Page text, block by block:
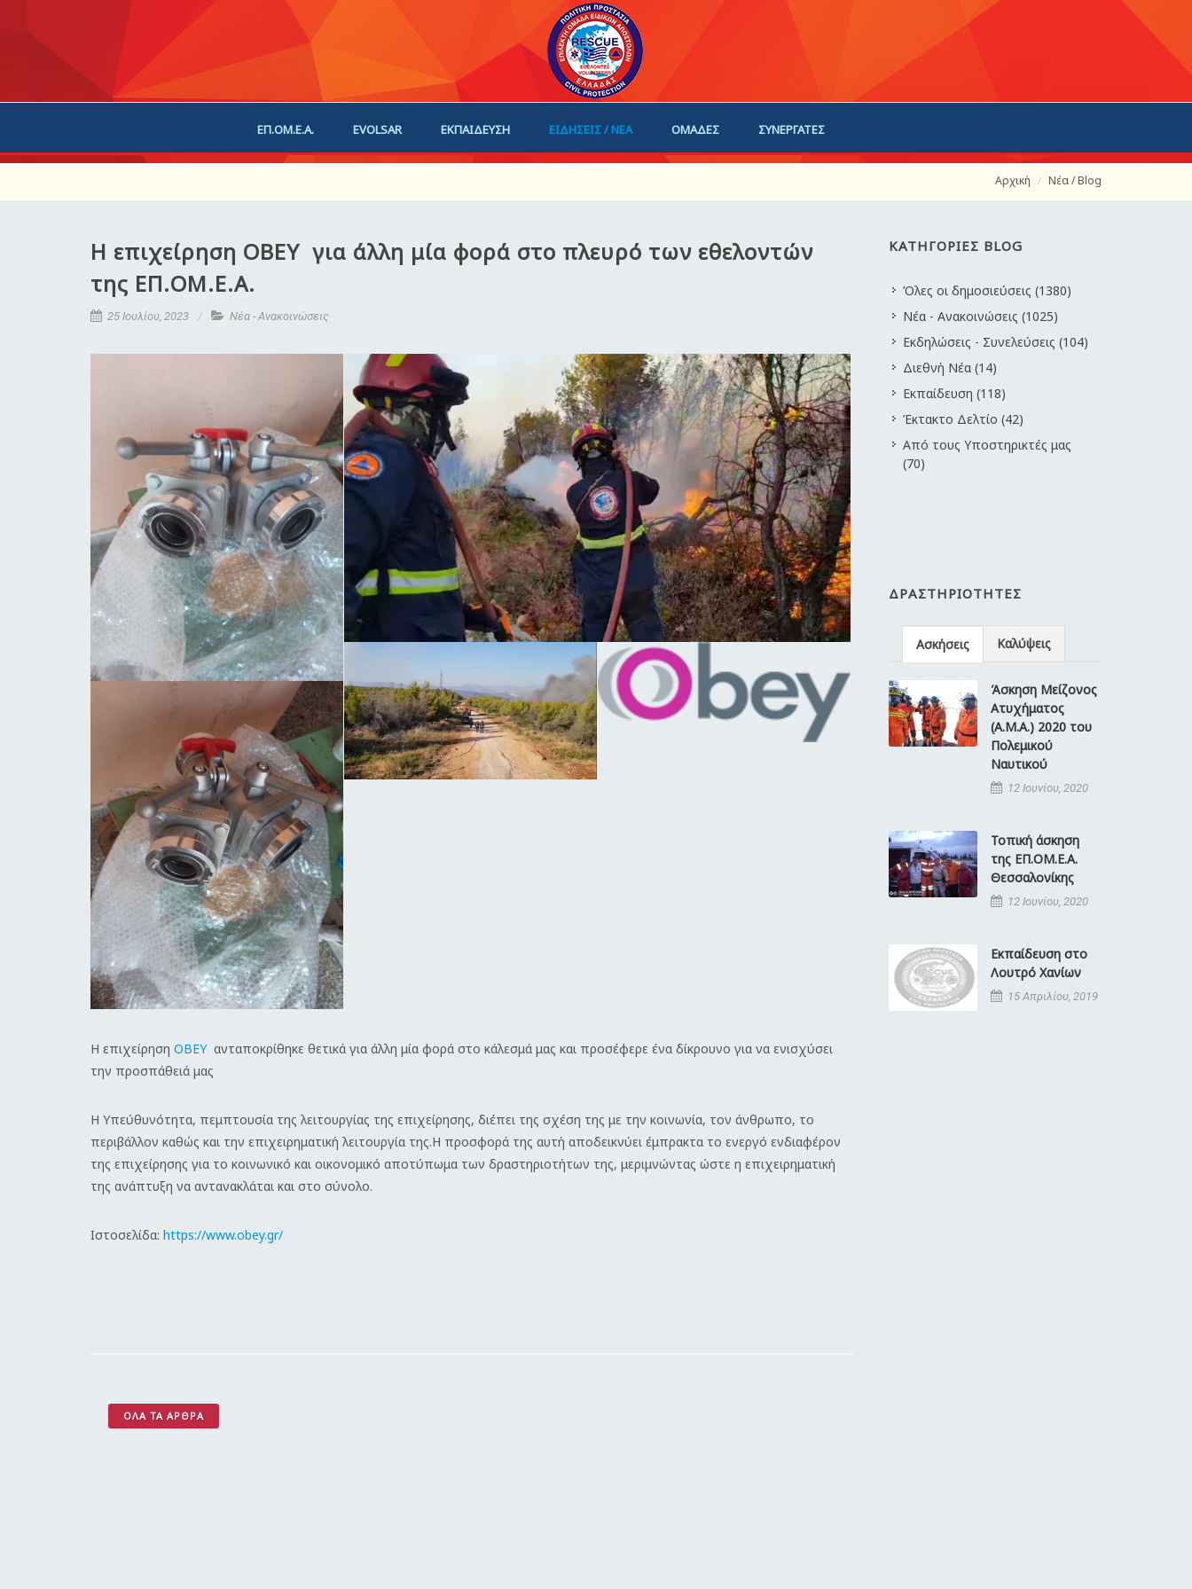
ΕΠ.ΟΜ.Ε.Α. EVOLSAR ΕΚΠΑΙΔΕΥΣΗ ΕΙΔΗΣΕΙΣ / ΝΕΑ ΟΜΑΔΕΣ ΣΥΝΕΡΓΑΤΕΣ
Αρχική Νέα / Blog
Η επιχείρηση OBEY για άλλη μία φορά στο πλευρό των εθελοντών
της ΕΠ.ΟΜ.Ε.Α.
25 Ιουλίου, 2023 Νέα - Ανακοινώσεις
Η επιχείρηση OBEYανταποκρίθηκε θετικά για άλλη μία φορά στο κάλεσμά μας και προσέφερε ένα δίκρουνο για να ενισχύσει
την προσπάθειά μας
Η Υπεύθυνότητα, πεμπτουσία της λειτουργίας της επιχείρησης, διέπει της σχέση της με την κοινωνία, τον άνθρωπο, το
περιβάλλον καθώς και την επιχειρηματική λειτουργία της.Η προσφορά της αυτή αποδεικνύει έμπρακτα το ενεργό ενδιαφέρον
της επιχείρησης για το κοινωνικό και οικονομικό αποτύπωμα των δραστηριοτήτων της, μεριμνώντας ώστε η επιχειρηματική
της ανάπτυξη να αντανακλάται και στο σύνολο.
Ιστοσελίδα: https://www.obey.gr/
ΌΛΑ ΤΑ ΆΡΘΡΑ
ΚΑΤΗΓΟΡΙΕΣ BLOG
Όλες οι δημοσιεύσεις (1380)
Νέα - Ανακοινώσεις (1025)
Εκδηλώσεις - Συνελεύσεις (104)
Διεθνή Νέα (14)
Εκπαίδευση (118)
Έκτακτο Δελτίο (42)
Από τους Υποστηρικτές μας
(70)
ΔΡΑΣΤΗΡΙΌΤΗΤΕΣ
Ασκήσεις Καλύψεις
Άσκηση Μείζονος
Ατυχήματος
(Α.Μ.Α.) 2020 του
Πολεμικού
Ναυτικού
12 Ιουνίου, 2020
Τοπική άσκηση
της ΕΠ.ΟΜ.Ε.Α.
Θεσσαλονίκης
12 Ιουνίου, 2020
Εκπαίδευση στο
Λουτρό Χανίων
15 Απριλίου, 2019